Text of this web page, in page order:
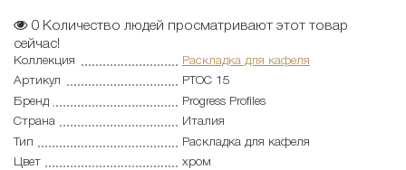
0 Количество людей просматривают этот товар
сейчас!
Коллекция
Раскладка для кафеля
Артикул
PTOC 15
Бренд
Progress Profiles
Страна
Италия
Тип
Раскладка для кафеля
Цвет
хром